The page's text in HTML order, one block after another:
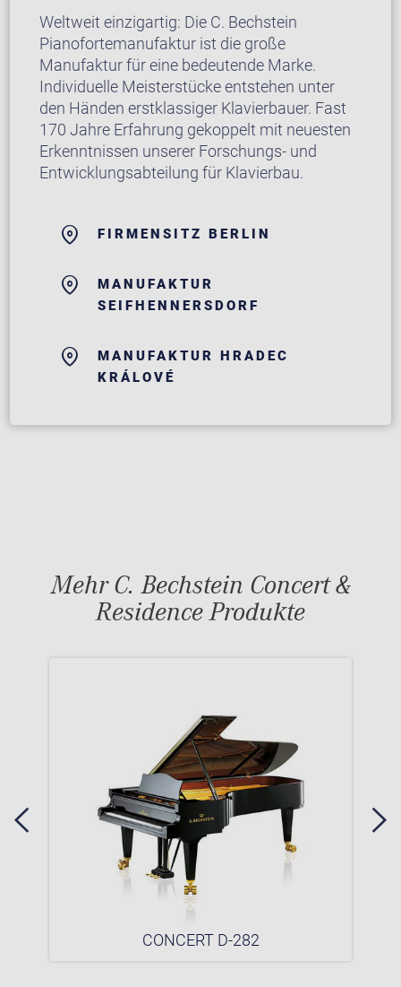
Weltweit einzigartig: Die C. Bechstein
Pianofortemanufaktur ist die große
Manufaktur für eine bedeutende Marke.
Individuelle Meisterstücke entstehen unter
den Händen erstklassiger Klavierbauer. Fast
170 Jahre Erfahrung gekoppelt mit neuesten
Erkenntnissen unserer Forschungs- und
Entwicklungsabteilung für Klavierbau.
FIRMENSITZ BERLIN
MANUFAKTUR
SEIFHENNERSDORF
MANUFAKTUR HRADEC
KRÁLOVÉ
Mehr C. Bechstein Concert &
Residence Produkte
CONCERT D-282